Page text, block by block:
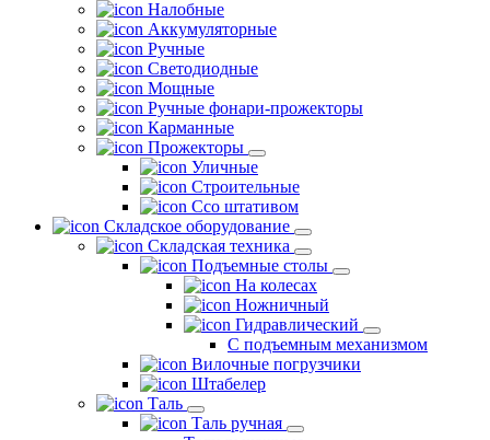
Налобные
Аккумуляторные
Ручные
Светодиодные
Мощные
Ручные фонари-прожекторы
Карманные
Прожекторы
Уличные
Строительные
Ссо штативом
Складское оборудование
Складская техника
Подъемные столы
На колесах
Ножничный
Гидравлический
С подъемным механизмом
Вилочные погрузчики
Штабелер
Таль
Таль ручная